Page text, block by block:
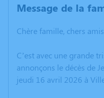
Message de la
Chère famille, chers
C’est avec une grande
annonçons le décès de
jeudi 16 avril 2026 à